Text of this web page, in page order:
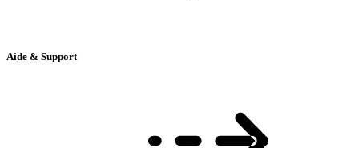
Aide & Support